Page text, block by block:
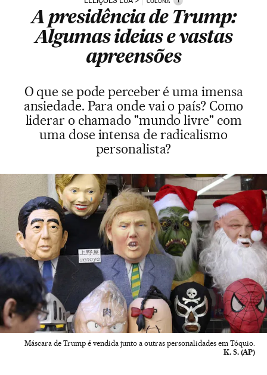
A presidência de Trump:
Algumas ideias e vastas
apreensões
O que se pode perceber é uma imensa
ansiedade. Para onde vai o país? Como
liderar o chamado "mundo livre" com
uma dose intensa de radicalismo
personalista?
Máscara de Trump é vendida junto a outras personalidades em Tóquio.
K. S. (AP)